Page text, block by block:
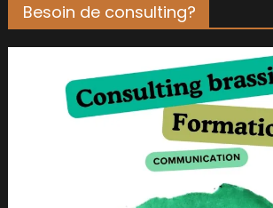
Besoin de consulting?